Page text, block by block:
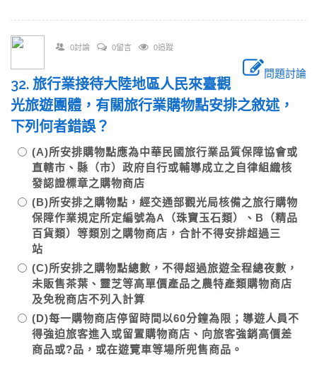
0討論 0留言 0追蹤
問題討論
32. 旅行業接待大陸地區人民來臺觀
光旅遊團體，有關旅行業購物點安排之敘述，
下列何者錯誤？
(A)所安排購物點應為中華民國旅行業品質保障協會或
直轄市、縣（市）政府自行或輔導成立之自律組織核
發認證標章之購物商店
(B)所安排之購物點，經交通部觀光局核備之旅行購物
保障作業規定所定編號為A（珠寶玉石類）、B（精品
百貨類）等類別之購物商店，合計不得安排超過三
站
(C)所安排之購物點總數，不得超過旅遊全程總夜數，
未販售茶葉、靈芝等高單價產品之農特產類購物商店
及免稅商店不列入計算
(D)每一購物商店停留時間以60分鐘為限；導遊人員不
得強迫旅客進入或留置購物商店、向旅客強銷高價差
商品或?品，或在遊覽車等場所兜售商品。